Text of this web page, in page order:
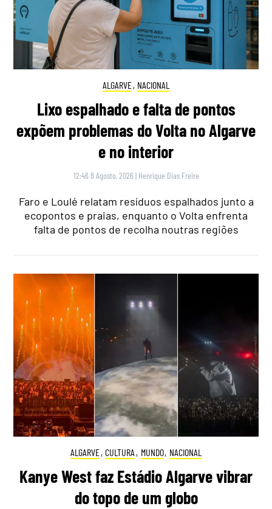
ALGARVE, NACIONAL
Lixo espalhado e falta de pontos
expõem problemas do Volta no Algarve
e no interior
12:46 8 Agosto, 2026 | Henrique Dias Freire
Faro e Loulé relatam resíduos espalhados junto a
ecopontos e praias, enquanto o Volta enfrenta
falta de pontos de recolha noutras regiões
ALGARVE, CULTURA , MUNDO, NACIONAL
Kanye West faz Estádio Algarve vibrar
do topo de um globo